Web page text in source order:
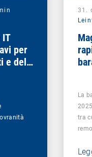
IT
per
e del
31.
La
tra